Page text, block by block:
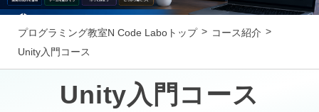
プログラミング教室N Code Laboトップ
コース紹介
Unity入門コース
Unity入門コース